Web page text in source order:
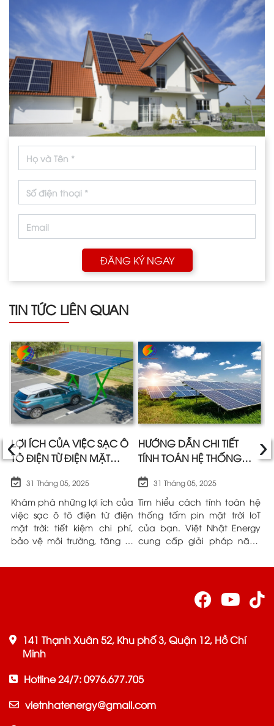
ĐĂNG KÝ NGAY
TIN TỨC LIÊN QUAN
LỢI ÍCH CỦA VIỆC SẠC Ô
TÔ ĐIỆN TỪ ĐIỆN MẶT
31 Tháng 05, 2025
Khám phá những lợi ích của
việc sạc ô tô điện từ điện
mặt trời: tiết kiệm chi phí,
bảo vệ môi trường, tăng tự
hành cùng bạn.
HƯỚNG DẪN CHI TIẾT
TÍNH TOÁN HỆ THỐNG
VIỆT NHẬT ENERGY
31 Tháng 05, 2025
Tìm hiểu cách tính toán hệ
thống tấm pin mặt trời IoT
của bạn. Việt Nhật Energy
cung cấp giải pháp năng
‹ ›
141 Thạnh Xuân 52, Khu phố 3, Quận 12, Hồ Chí
Minh
Hotline 24/7: 0976.677.705
vietnhatenergy@gmail.com